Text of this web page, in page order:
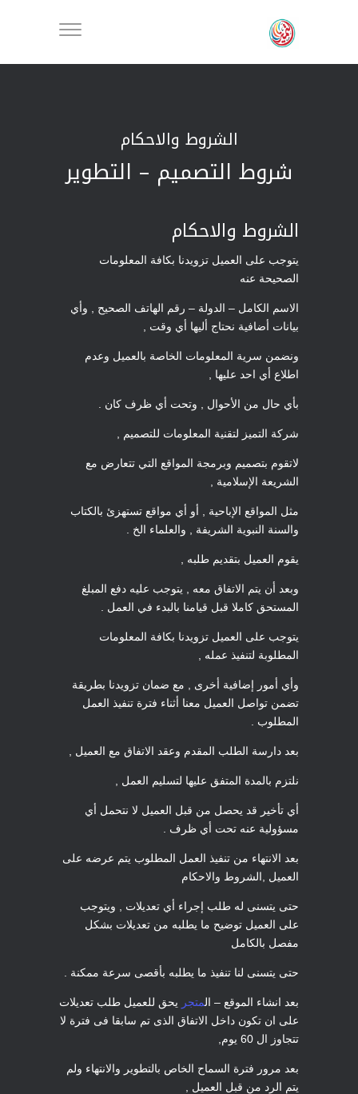
الشروط والاحكام
شروط التصميم – التطوير
الشروط والاحكام
يتوجب على العميل تزويدنا بكافة المعلومات
الصحيحة عنه
الاسم الكامل – الدولة – رقم الهاتف الصحيح , وأي
بيانات أضافية نحتاج أليها أي وقت ,
ونضمن سرية المعلومات الخاصة بالعميل وعدم
اطلاع أي احد عليها ,
بأي حال من الأحوال , وتحت أي ظرف كان .
شركة التميز لتقنية المعلومات للتصميم ,
لاتقوم بتصميم وبرمجة المواقع التي تتعارض مع
الشريعة الإسلامية ,
مثل المواقع الإباحية , أو أي مواقع تستهزئ بالكتاب
والسنة النبوية الشريفة , والعلماء الخ .
يقوم العميل بتقديم طلبه ,
وبعد أن يتم الاتفاق معه , يتوجب عليه دفع المبلغ
المستحق كاملا قبل قيامنا بالبدء في العمل .
يتوجب على العميل تزويدنا بكافة المعلومات
المطلوبة لتنفيذ عمله ,
وأي أمور إضافية أخرى , مع ضمان تزويدنا بطريقة
تضمن تواصل العميل معنا أثناء فترة تنفيذ العمل
المطلوب .
بعد دارسة الطلب المقدم وعقد الاتفاق مع العميل ,
نلتزم بالمدة المتفق عليها لتسليم العمل ,
أي تأخير قد يحصل من قبل العميل لا نتحمل أي
مسؤولية عنه تحت أي ظرف .
بعد الانتهاء من تنفيذ العمل المطلوب يتم عرضه على
العميل ,الشروط والاحكام
حتى يتسنى له طلب إجراء أي تعديلات , ويتوجب
على العميل توضيح ما يطلبه من تعديلات بشكل
مفصل بالكامل
حتى يتسنى لنا تنفيذ ما يطلبه بأقصى سرعة ممكنة .
بعد انشاء الموقع – المتجر يحق للعميل طلب تعديلات
على ان تكون داخل الاتفاق الذى تم سابقا فى فترة لا
تتجاوز ال 60 يوم,
بعد مرور فترة السماح الخاص بالتطوير والانتهاء ولم
يتم الرد من قبل العميل ,